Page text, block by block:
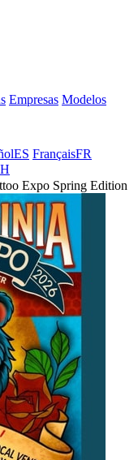
Empresas Modelos
ES FrançaisFR
Expo Spring Edition